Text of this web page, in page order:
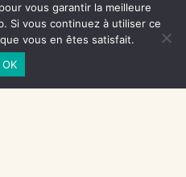
vous garantir la meilleure
Si vous continuez à utiliser ce
vous en êtes satisfait.
OK